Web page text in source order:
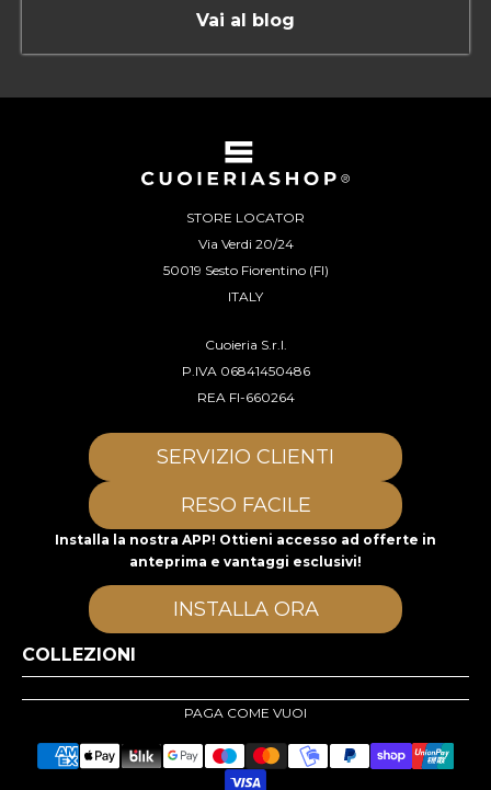
Vai al blog
STORE LOCATOR
Via Verdi 20/24
50019 Sesto Fiorentino (FI)
ITALY
Cuoieria S.r.l.
P.IVA 06841450486
REA FI-660264
SERVIZIO CLIENTI
RESO FACILE
Installa la nostra APP! Ottieni accesso ad offerte in
anteprima e vantaggi esclusivi!
INSTALLA ORA
COLLEZIONI
PAGA COME VUOI